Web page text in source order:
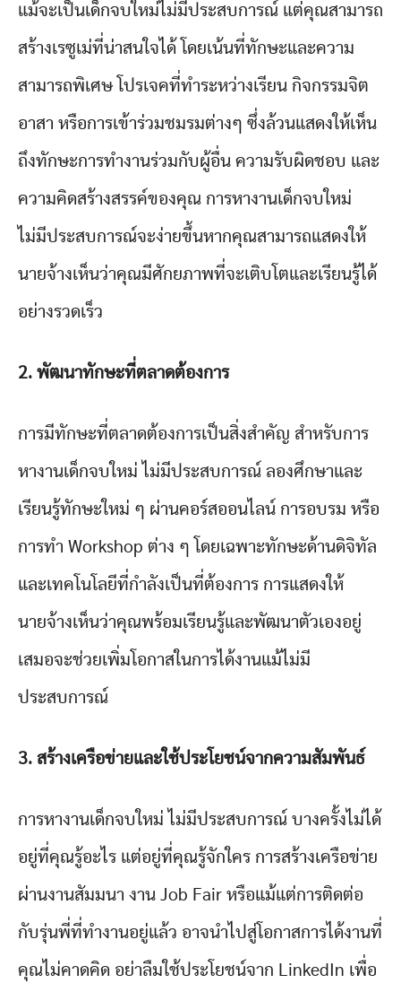
แม้จะเป็นเด็กจบใหม่ไม่มีประสบการณ์ แต่คุณสามารถ
สร้างเรซูเม่ที่น่าสนใจได้ โดยเน้นที่ทักษะและความ
สามารถพิเศษ โปรเจคที่ทำระหว่างเรียน กิจกรรมจิต
อาสา หรือการเข้าร่วมชมรมต่างๆ ซึ่งล้วนแสดงให้เห็น
ถึงทักษะการทำงานร่วมกับผู้อื่น ความรับผิดชอบ และ
ความคิดสร้างสรรค์ของคุณ การหางานเด็กจบใหม่
ไม่มีประสบการณ์จะง่ายขึ้นหากคุณสามารถแสดงให้
นายจ้างเห็นว่าคุณมีศักยภาพที่จะเติบโตและเรียนรู้ได้
อย่างรวดเร็ว
2. พัฒนาทักษะที่ตลาดต้องการ
การมีทักษะที่ตลาดต้องการเป็นสิ่งสำคัญ สำหรับการ
หางานเด็กจบใหม่ ไม่มีประสบการณ์ ลองศึกษาและ
เรียนรู้ทักษะใหม่ ๆ ผ่านคอร์สออนไลน์ การอบรม หรือ
การทำ Workshop ต่าง ๆ โดยเฉพาะทักษะด้านดิจิทัล
และเทคโนโลยีที่กำลังเป็นที่ต้องการ การแสดงให้
นายจ้างเห็นว่าคุณพร้อมเรียนรู้และพัฒนาตัวเองอยู่
เสมอจะช่วยเพิ่มโอกาสในการได้งานแม้ไม่มี
ประสบการณ์
3. สร้างเครือข่ายและใช้ประโยชน์จากความสัมพันธ์
การหางานเด็กจบใหม่ ไม่มีประสบการณ์ บางครั้งไม่ได้
อยู่ที่คุณรู้อะไร แต่อยู่ที่คุณรู้จักใคร การสร้างเครือข่าย
ผ่านงานสัมมนา งาน Job Fair หรือแม้แต่การติดต่อ
กับรุ่นพี่ที่ทำงานอยู่แล้ว อาจนำไปสู่โอกาสการได้งานที่
คุณไม่คาดคิด อย่าลืมใช้ประโยชน์จาก LinkedIn เพื่อ